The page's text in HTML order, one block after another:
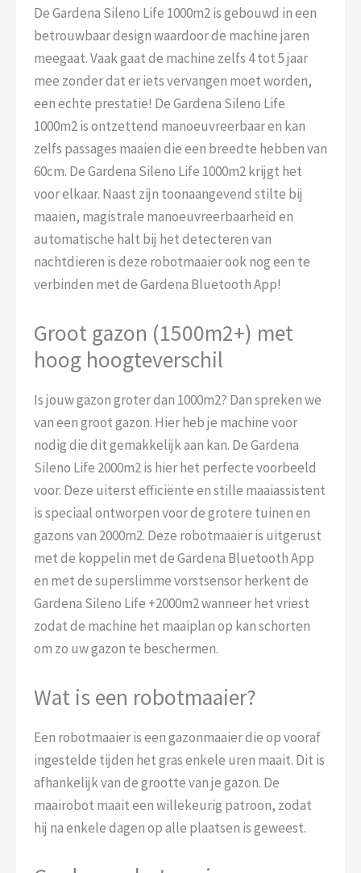
De Gardena Sileno Life 1000m2 is gebouwd in een
betrouwbaar design waardoor de machine jaren
meegaat. Vaak gaat de machine zelfs 4 tot 5 jaar
mee zonder dat er iets vervangen moet worden,
een echte prestatie! De Gardena Sileno Life
1000m2 is ontzettend manoeuvreerbaar en kan
zelfs passages maaien die een breedte hebben van
60cm. De Gardena Sileno Life 1000m2 krijgt het
voor elkaar. Naast zijn toonaangevend stilte bij
maaien, magistrale manoeuvreerbaarheid en
automatische halt bij het detecteren van
nachtdieren is deze robotmaaier ook nog een te
verbinden met de Gardena Bluetooth App!
Groot gazon (1500m2+) met
hoog hoogteverschil
Is jouw gazon groter dan 1000m2? Dan spreken we
van een groot gazon. Hier heb je machine voor
nodig die dit gemakkelijk aan kan. De Gardena
Sileno Life 2000m2 is hier het perfecte voorbeeld
voor. Deze uiterst efficiënte en stille maaiassistent
is speciaal ontworpen voor de grotere tuinen en
gazons van 2000m2. Deze robotmaaier is uitgerust
met de koppelin met de Gardena Bluetooth App
en met de superslimme vorstsensor herkent de
Gardena Sileno Life +2000m2 wanneer het vriest
zodat de machine het maaiplan op kan schorten
om zo uw gazon te beschermen.
Wat is een robotmaaier?
Een robotmaaier is een gazonmaaier die op vooraf
ingestelde tijden het gras enkele uren maait. Dit is
afhankelijk van de grootte van je gazon. De
maairobot maait een willekeurig patroon, zodat
hij na enkele dagen op alle plaatsen is geweest.